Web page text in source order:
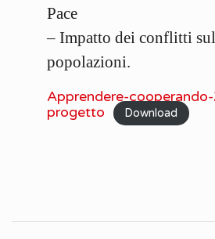
Pace
– Impatto dei conflitti
popolazioni.
Apprendere-
progetto
Download